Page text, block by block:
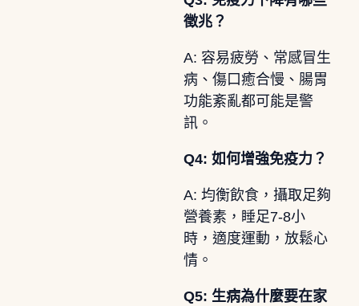
徵兆？
A: 容易疲勞、常感冒生
病、傷口癒合慢、腸胃
功能紊亂都可能是警
訊。
Q4: 如何增強免疫力？
A: 均衡飲食，攝取足夠
營養素，睡足7-8小
時，適度運動，放鬆心
情。
Q5: 生病為什麼要在家